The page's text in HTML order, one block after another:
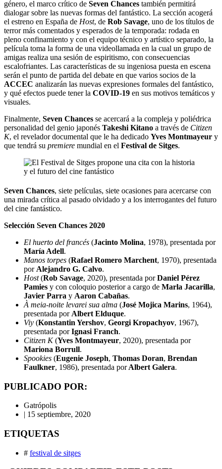
género, el marco crítico de Seven Chances también permitirá
dialogar sobre las nuevas formas del fantástico. La sección acogerá
el estreno en España de Host, de Rob Savage, uno de los títulos de
terror más comentados y esperados de la temporada: rodada en
pleno confinamiento y con el equipo técnico y artístico separado, la
película toma la forma de una videollamada en la cual un grupo de
amigas realiza una sesión de espiritismo, con consecuencias
escalofriantes. Las características de su ingeniosa puesta en escena
serán el punto de partida del debate en que varios socios de la
ACCEC analizarán las nuevas expresiones formales del fantástico,
y qué efectos puede tener la COVID-19 en sus motivos temáticos y
visuales.
Finalmente, Seven Chances se acercará a la compleja y poliédrica
personalidad del genio japonés Takeshi Kitano a través de Citizen
K, el revelador documental que le ha dedicado Yves Montmayeur y
que tendrá su premiere mundial en el Festival de Sitges.
Seven Chances, siete películas, siete ocasiones para acercarse con
una mirada crítica al pasado olvidado y a los interrogantes del futuro
del cine fantástico.
Selección Seven Chances 2020
El huerto del francés (Jacinto Molina, 1978), presentada por
María Adell.
Manos torpes (Rafael Romero Marchent, 1970), presentada
por Alejandro G. Calvo.
Host(Rob Savage, 2020), presentada porDaniel Pérez
Pamies y con coloquio posterior a cargo de Marla Jacarilla,
Javier Parra y Aaron Cabañas.
À meia-noite levarei sua alma (José Mojica Marins, 1964),
presentada por Albert Elduque.
Viy (Konstantin Yershov, Georgi Kropachyov, 1967),
presentada porIgnasi Franch.
Citizen K(Yves Montmayeur, 2020), presentada por
Mariona Borrull.
Spookies (Eugenie Joseph, Thomas Doran, Brendan
Faulkner, 1986), presentada porAlbert Galera.
PUBLICADO POR:
Gatrópolis
| 15 septiembre, 2020
ETIQUETAS
# festival de sitges